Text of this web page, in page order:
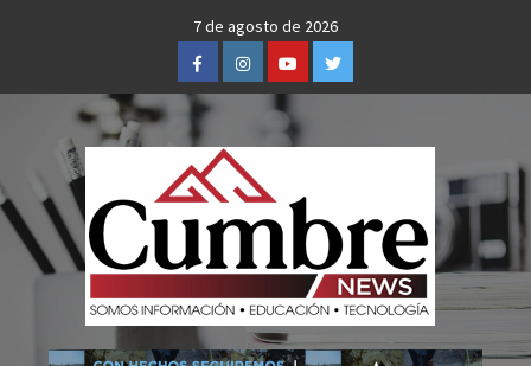
7 de agosto de 2026
FacebookInstagramYoutubeTwitter